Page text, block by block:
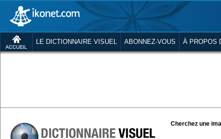
LE DICTIONNAIRE VISUEL ABONNEZ-VOUS À PROPOS
Cherchez une